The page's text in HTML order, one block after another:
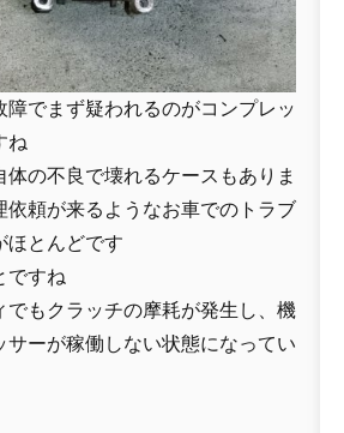
障でまず疑われるのがコンプレッ
ね
体の不良で壊れるケースもありま
依頼が来るようなお車でのトラブ
ほとんどです
ですね
でもクラッチの摩耗が発生し、機
サーが稼働しない状態になってい